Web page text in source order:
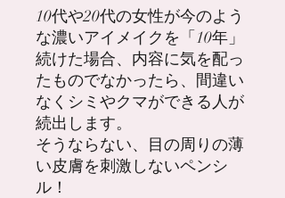
10代や20代の女性が今のよう
な濃いアイメイクを「10年」
続けた場合、内容に気を配っ
たものでなかったら、間違い
なくシミやクマができる人が
続出します。
そうならない、目の周りの薄
い皮膚を刺激しないペンシ
ル！